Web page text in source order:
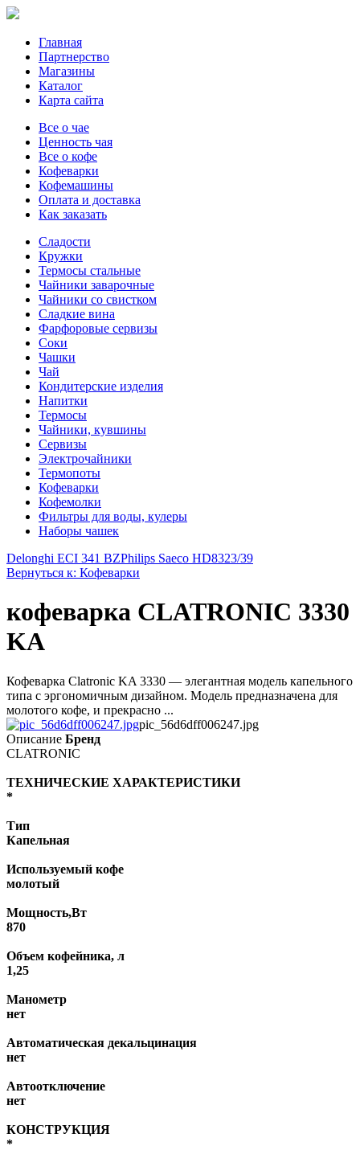
Главная
Партнерство
Магазины
Каталог
Карта сайта
Все о чае
Ценность чая
Все о кофе
Кофеварки
Кофемашины
Оплата и доставка
Как заказать
Сладости
Кружки
Термосы стальные
Чайники заварочные
Чайники со свистком
Сладкие вина
Фарфоровые сервизы
Соки
Чашки
Чай
Кондитерские изделия
Напитки
Термосы
Чайники, кувшины
Сервизы
Электрочайники
Термопоты
Кофеварки
Кофемолки
Фильтры для воды, кулеры
Наборы чашек
Delonghi ECI 341 BZPhilips Saeco HD8323/39
Вернуться к: Кофеварки
кофеварка CLATRONIC 3330
KA
Кофеварка Clatronic KA 3330 — элегантная модель капельного
типа с эргономичным дизайном. Модель предназначена для
молотого кофе, и прекрасно ...
pic_56d6dff006247.jpg
Описание Бренд
CLATRONIC
ТЕХНИЧЕСКИЕ ХАРАКТЕРИСТИКИ
*
Тип
Капельная
Используемый кофе
молотый
Мощность,Вт
870
Объем кофейника, л
1,25
Манометр
нет
Автоматическая декальцинация
нет
Автоотключение
нет
КОНСТРУКЦИЯ
*